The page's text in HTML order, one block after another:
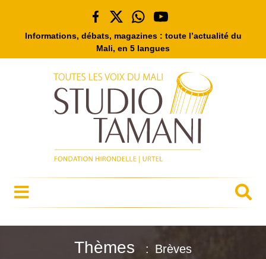
Informations, débats, magazines : toute l’actualité du
Mali, en 5 langues
Thèmes Brèves